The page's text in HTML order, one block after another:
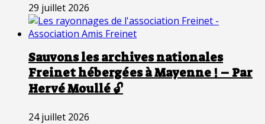
29 juillet 2026
Sauvons les archives nationales
Freinet hébergées à Mayenne ! – Par
Hervé Moullé 🔓
24 juillet 2026